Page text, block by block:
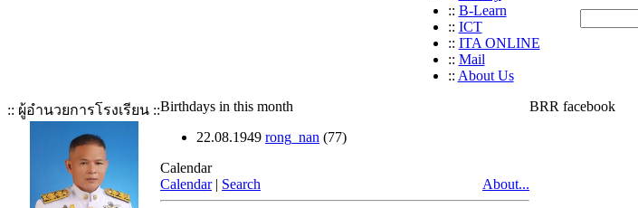
:: B-Learn
:: ICT
:: ITA ONLINE
:: Mail
:: About Us
:: ผู้อำนวยการโรงเรียน ::Birthdays in this month
22.08.1949 rong_nan (77)
Calendar
Calendar | Search About...
BRR facebook